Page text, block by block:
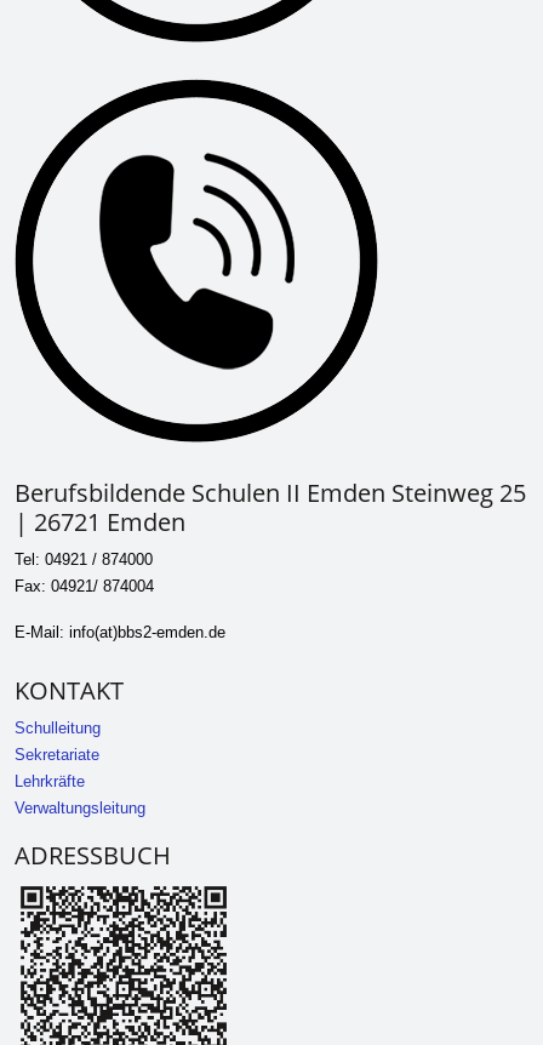
Berufsbildende Schulen II Emden Steinweg 25
| 26721 Emden
Tel: 04921 / 874000
Fax: 04921/ 874004
E-Mail: info(at)bbs2-emden.de
KONTAKT
Schulleitung
Sekretariate
Lehrkräfte
Verwaltungsleitung
ADRESSBUCH